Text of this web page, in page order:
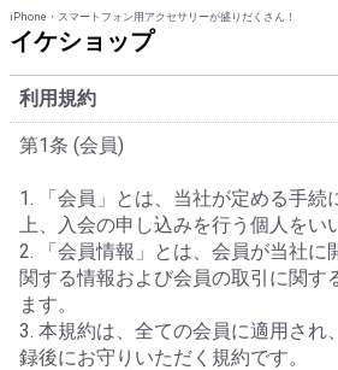
iPhone・スマートフォン用アクセサリーが盛りだくさん！
イケショップ
利用規約
第1条 (会員)
1. 「会員」とは、当社が定める手続
上、入会の申し込みを行う個人をい
2. 「会員情報」とは、会員が当社に
関する情報および会員の取引に関す
ます。
3. 本規約は、全ての会員に適用され
録後にお守りいただく規約です。